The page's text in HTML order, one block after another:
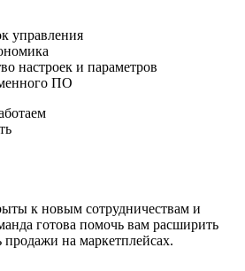
управления
настроек и параметров
ПО
к новым сотрудничествам и
готова помочь вам расширить
на маркетплейсах.